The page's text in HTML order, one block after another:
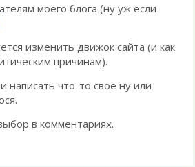
моего блога (ну уж если
изменить движок сайта (и как
причинам).
написать что-то свое ну или
в комментариях.